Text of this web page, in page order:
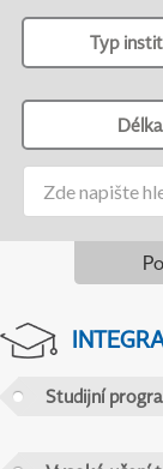
Typ
Délka
Studijní